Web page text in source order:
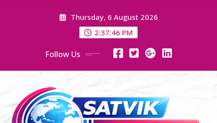
Thursday, 6 August 2026
2:37:46 PM
Follow Us